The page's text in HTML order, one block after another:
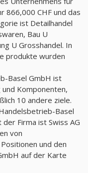
866,000 CHF und das
ist Detailhandel
Bau U
U Grosshandel. In
produkte wurden
Basel GmbH ist
Komponenten,
10 andere ziele.
Basel
Firma ist Swiss AG
von
und den
auf der Karte